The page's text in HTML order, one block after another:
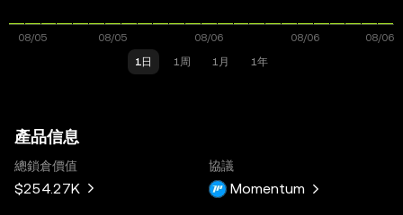
1日 1周 1月 1年
產品信息
總鎖倉價值
$254.27K
協議
Momentum